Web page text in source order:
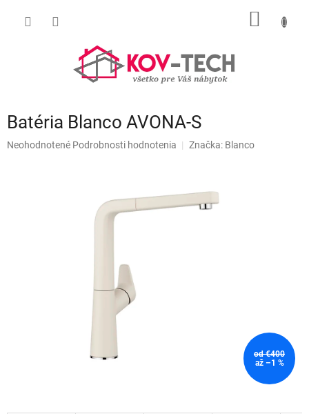
Batéria Blanco AVONA-S
Priemerné
Neohodnotené Podrobnosti hodnotenia Značka: Blanco
od €400
až –1 %